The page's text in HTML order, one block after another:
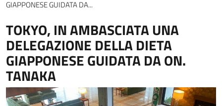
GIAPPONESE GUIDATA DA...
TOKYO, IN AMBASCIATA UNA
DELEGAZIONE DELLA DIETA
GIAPPONESE GUIDATA DA ON.
TANAKA